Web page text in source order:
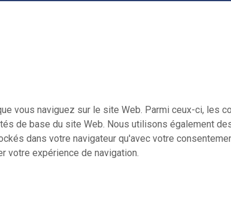
vous naviguez sur le site Web. Parmi ceux-ci,
de base du site Web. Nous utilisons également
dans votre navigateur qu'avec votre
expérience de navigation.